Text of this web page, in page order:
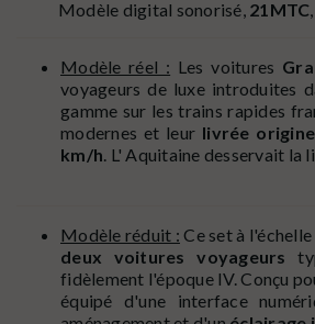
Modèle digital sonorisé, 21MTC
Modèle réel : Les voitures
voyageurs de luxe introduites
gamme sur les trains rapides
modernes et leur livrée
km/h . L' Aquitaine desservait la
Modèle réduit : Ce set à l'échelle
deux voitures voyageurs
fidèlement l'époque IV. Conçu
équipé d'une interface